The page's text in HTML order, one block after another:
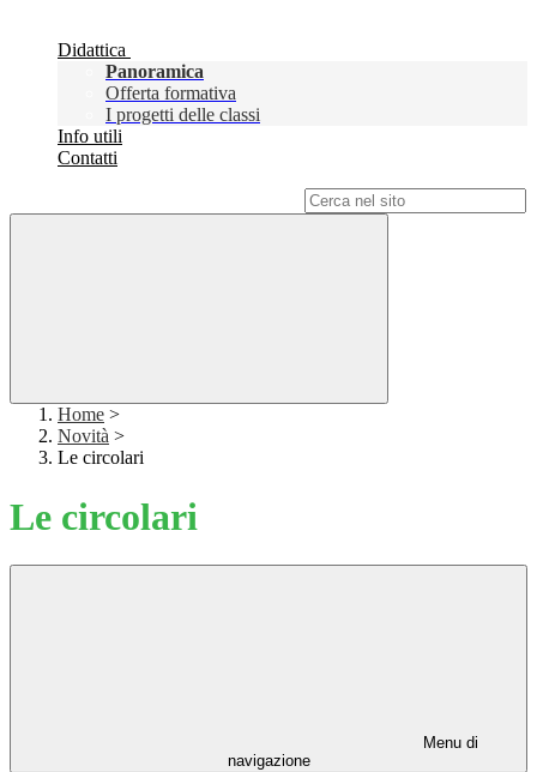
Didattica
Panoramica
Offerta formativa
I progetti delle classi
Info utili
Contatti
Home >
Novità >
Le circolari
Le circolari
Menu di
navigazione